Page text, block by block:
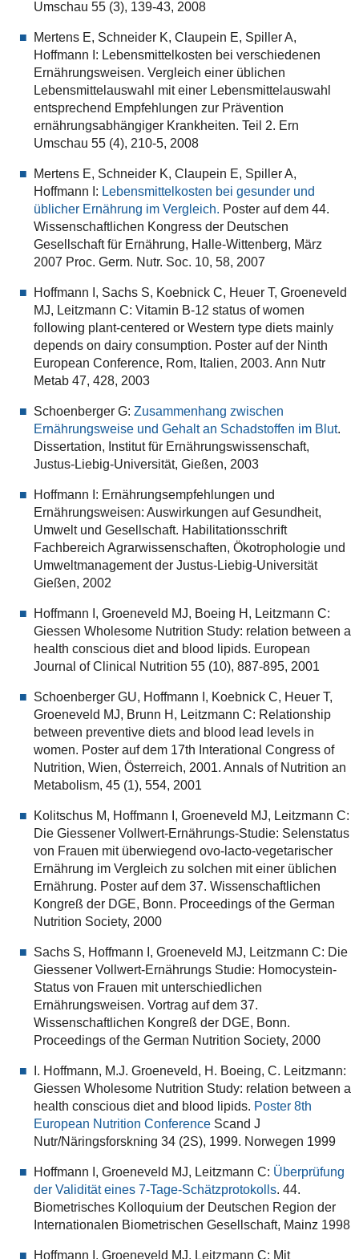
Umschau 55 (3), 139-43, 2008
Mertens E, Schneider K, Claupein E, Spiller A,
Hoffmann I: Lebensmittelkosten bei verschiedenen
Ernährungsweisen. Vergleich einer üblichen
Lebensmittelauswahl mit einer Lebensmittelauswahl
entsprechend Empfehlungen zur Prävention
ernährungsabhängiger Krankheiten. Teil 2. Ern
Umschau 55 (4), 210-5, 2008
Mertens E, Schneider K, Claupein E, Spiller A,
Hoffmann I: Lebensmittelkosten bei gesunder und
üblicher Ernährung im Vergleich. Poster auf dem 44.
Wissenschaftlichen Kongress der Deutschen
Gesellschaft für Ernährung, Halle-Wittenberg, März
2007 Proc. Germ. Nutr. Soc. 10, 58, 2007
Hoffmann I, Sachs S, Koebnick C, Heuer T, Groeneveld
MJ, Leitzmann C: Vitamin B-12 status of women
following plant-centered or Western type diets mainly
depends on dairy consumption. Poster auf der Ninth
European Conference, Rom, Italien, 2003. Ann Nutr
Metab 47, 428, 2003
Schoenberger G: Zusammenhang zwischen
Ernährungsweise und Gehalt an Schadstoffen im Blut.
Dissertation, Institut für Ernährungswissenschaft,
Justus-Liebig-Universität, Gießen, 2003
Hoffmann I: Ernährungsempfehlungen und
Ernährungsweisen: Auswirkungen auf Gesundheit,
Umwelt und Gesellschaft. Habilitationsschrift
Fachbereich Agrarwissenschaften, Ökotrophologie und
Umweltmanagement der Justus-Liebig-Universität
Gießen, 2002
Hoffmann I, Groeneveld MJ, Boeing H, Leitzmann C:
Giessen Wholesome Nutrition Study: relation between a
health conscious diet and blood lipids. European
Journal of Clinical Nutrition 55 (10), 887-895, 2001
Schoenberger GU, Hoffmann I, Koebnick C, Heuer T,
Groeneveld MJ, Brunn H, Leitzmann C: Relationship
between preventive diets and blood lead levels in
women. Poster auf dem 17th Interational Congress of
Nutrition, Wien, Österreich, 2001. Annals of Nutrition an
Metabolism, 45 (1), 554, 2001
Kolitschus M, Hoffmann I, Groeneveld MJ, Leitzmann C:
Die Giessener Vollwert-Ernährungs-Studie: Selenstatus
von Frauen mit überwiegend ovo-lacto-vegetarischer
Ernährung im Vergleich zu solchen mit einer üblichen
Ernährung. Poster auf dem 37. Wissenschaftlichen
Kongreß der DGE, Bonn. Proceedings of the German
Nutrition Society, 2000
Sachs S, Hoffmann I, Groeneveld MJ, Leitzmann C: Die
Giessener Vollwert-Ernährungs Studie: Homocystein-
Status von Frauen mit unterschiedlichen
Ernährungsweisen. Vortrag auf dem 37.
Wissenschaftlichen Kongreß der DGE, Bonn.
Proceedings of the German Nutrition Society, 2000
I. Hoffmann, M.J. Groeneveld, H. Boeing, C. Leitzmann:
Giessen Wholesome Nutrition Study: relation between a
health conscious diet and blood lipids. Poster 8th
European Nutrition ConferenceScand J
Nutr/Näringsforskning 34 (2S), 1999. Norwegen 1999
Hoffmann I, Groeneveld MJ, Leitzmann C: Überprüfung
der Validität eines 7-Tage-Schätzprotokolls. 44.
Biometrisches Kolloquium der Deutschen Region der
Internationalen Biometrischen Gesellschaft, Mainz 1998
Hoffmann I, Groeneveld MJ, Leitzmann C: Mit